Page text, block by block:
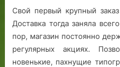
Свой первый крупный
Доставка тогда заняла
пор, магазин постоянно
регулярных акциях.
новенькие, пахнущие